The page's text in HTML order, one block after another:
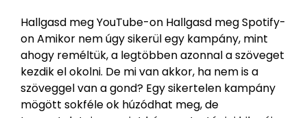
Hallgasd meg YouTube-on Hallgasd meg Spotify-
on Amikor nem úgy sikerül egy kampány, mint
ahogy reméltük, a legtöbben azonnal a szöveget
kezdik el okolni. De mi van akkor, ha nem is a
szöveggel van a gond? Egy sikertelen kampány
mögött sokféle ok húzódhat meg, de